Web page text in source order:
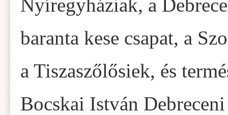
Nyíregyháziak, a
baranta kese csapat, a
a Tiszaszőlősiek, és
Bocskai István